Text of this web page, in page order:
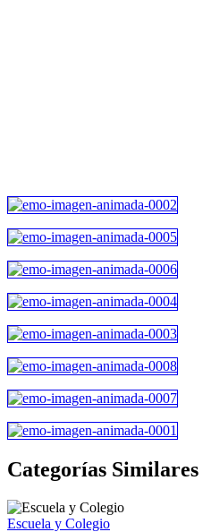
Categorías Similares
Escuela y Colegio